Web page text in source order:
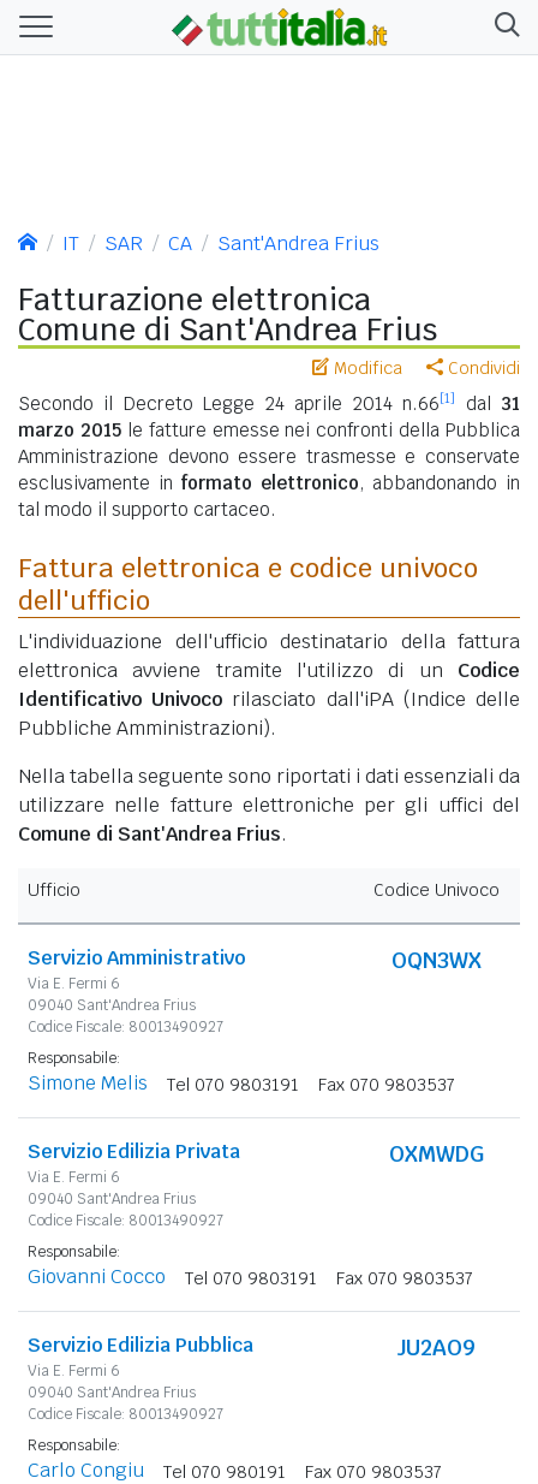
IT SAR CA Sant'Andrea Frius
Fatturazione elettronica
Comune di Sant'Andrea Frius
Modifica Condividi
Secondo il Decreto Legge 24 aprile 2014 n.66[1] dal 31
marzo 2015le fatture emesse nei confronti della Pubblica
Amministrazione devono essere trasmesse e conservate
esclusivamente in formato elettronico, abbandonando in
tal modo il supporto cartaceo.
Fattura elettronica e codice univoco
dell'ufficio
L'individuazione dell'ufficio destinatario della fattura
elettronica avviene tramite l'utilizzo di un Codice
Identificativo Univoco rilasciato dall'iPA (Indice delle
Pubbliche Amministrazioni).
Nella tabella seguente sono riportati i dati essenziali da
utilizzare nelle fatture elettroniche per gli uffici del
Comune di Sant'Andrea Frius.
Ufficio Codice Univoco
Servizio Amministrativo
Via E. Fermi 6
09040 Sant'Andrea Frius
Codice Fiscale: 80013490927
OQN3WX
Responsabile:
Simone Melis Tel 070 9803191 Fax 070 9803537
Servizio Edilizia Privata
Via E. Fermi 6
09040 Sant'Andrea Frius
Codice Fiscale: 80013490927
OXMWDG
Responsabile:
Giovanni Cocco Tel 070 9803191 Fax 070 9803537
Servizio Edilizia Pubblica
Via E. Fermi 6
09040 Sant'Andrea Frius
Codice Fiscale: 80013490927
JU2AO9
Responsabile:
Carlo Congiu Tel 070 980191 Fax 070 9803537